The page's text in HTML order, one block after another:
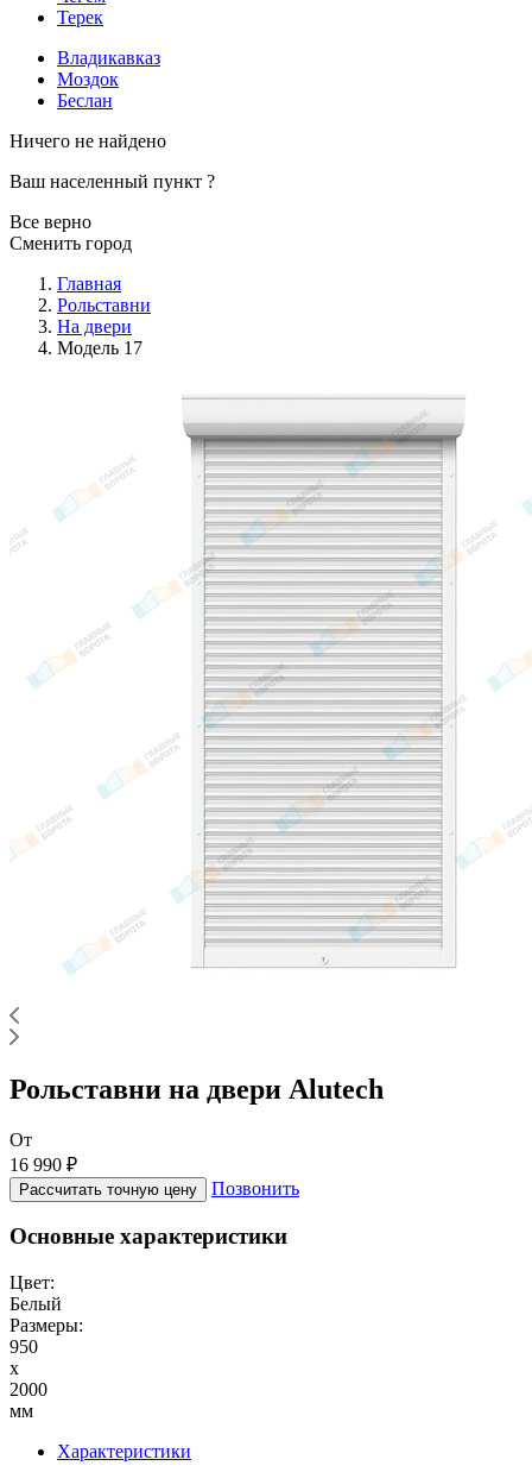
Терек
Владикавказ
Моздок
Беслан
Ничего не найдено
Ваш населенный пункт ?
Все верно
Сменить город
Главная
Рольставни
На двери
Модель 17
Рольставни на двери Alutech
От
16 990 ₽
Рассчитать точную цену Позвонить
Основные характеристики
Цвет:
Белый
Размеры:
950
x
2000
мм
Характеристики